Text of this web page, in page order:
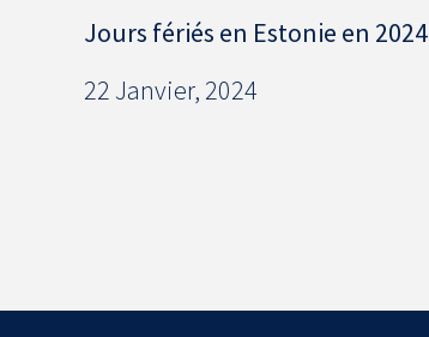
Jours fériés en Estonie en 2024
22 Janvier, 2024